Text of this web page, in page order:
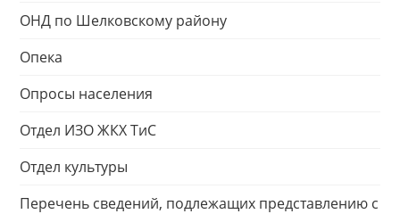
ОНД по Шелковскому району
Опека
Опросы населения
Отдел ИЗО ЖКХ ТиС
Отдел культуры
Перечень сведений, подлежащих представлению с